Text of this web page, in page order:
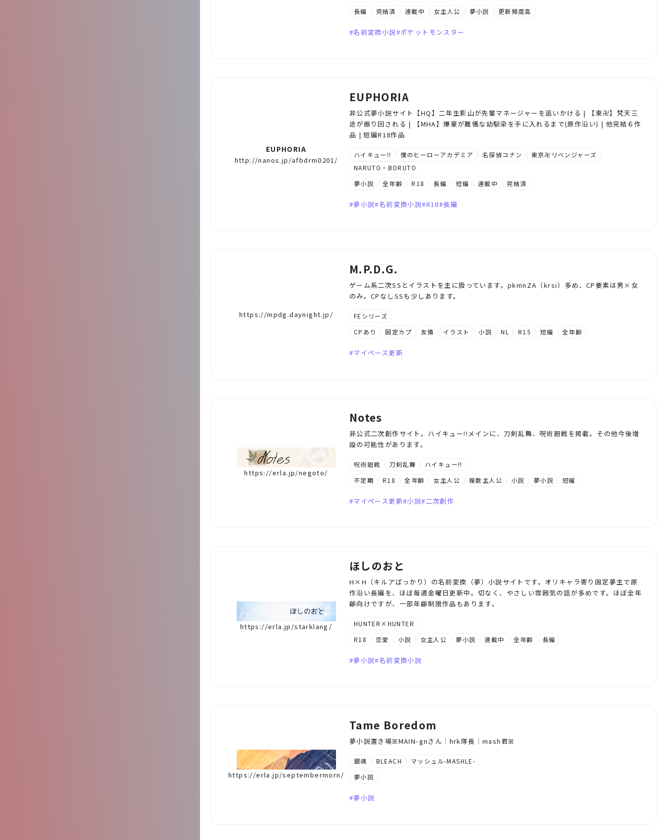
長編
完結済 連載中 女主人公 夢小説 更新頻度高
名前変換小説 ポケットモンスター
EUPHORIA
http://nanos.jp/afbdrm0201/
EUPHORIA
非公式夢小説サイト【HQ】二年生影山が先輩マネージャーを追いかける | 【東卍】梵天三
途が振り回される | 【MHA】爆豪が難儀な幼馴染を手に入れるまで(原作沿い) | 他完結６作
品 | 短編R18作品
ハイキュー!! 僕のヒーローアカデミア 名探偵コナン
東京卍リベンジャーズ
NARUTO・BORUTO
夢小説
全年齢 R18 長編 短編 連載中 完結済
夢小説 名前変換小説 R18 長編
https://mpdg.daynight.jp/
M.P.D.G.
ゲーム系二次SSとイラストを主に扱っています。pkmnZA（krsi）多め、CP要素は男×女
のみ。CPなしSSも少しあります。
FEシリーズ
CPあり
固定カプ 友情 イラスト 小説 NL R15 短編 全年齢
マイペース更新
https://erla.jp/negoto/
Notes
非公式二次創作サイト。ハイキュー!!メインに、刀剣乱舞、呪術廻戦を掲載。その他今後増
設の可能性があります。
呪術廻戦 刀剣乱舞
ハイキュー!!
不定期
R18 全年齢 女主人公 複数主人公 小説 夢小説 短編
マイペース更新 小説 二次創作
https://erla.jp/starklang/
ほしのおと
H×H（キルアばっかり）の名前変換（夢）小説サイトです。オリキャラ寄り固定夢主で原
作沿い長編を、ほぼ毎週金曜日更新中。切なく、やさしい雰囲気の話が多めです。ほぼ全年
齢向けですが、一部年齢制限作品もあります。
HUNTER×HUNTER
R18
恋愛 小説 女主人公 夢小説 連載中 全年齢 長編
夢小説 名前変換小説
https://erla.jp/septembermorn/
Tame Boredom
夢小説置き場ꕤ︎︎MAIN-gnさん┊︎hrk隊長┊︎mash君ꕤ︎︎
銀魂 BLEACH
マッシュル-MASHLE-
夢小説
夢小説